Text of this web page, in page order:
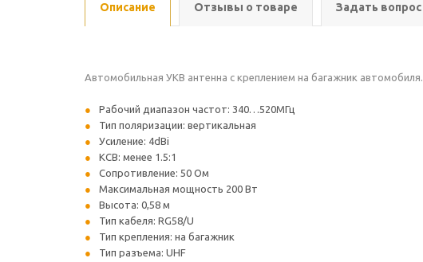
Описание Отзывы о товаре Задать вопрос
Автомобильная УКВ антенна с креплением на багажник автомобиля.
Рабочий диапазон частот: 340…520МГц
Тип поляризации: вертикальная
Усиление: 4dBi
КСВ: менее 1.5:1
Сопротивление: 50 Ом
Максимальная мощность 200 Вт
Высота: 0,58 м
Тип кабеля: RG58/U
Тип крепления: на багажник
Тип разъема: UHF